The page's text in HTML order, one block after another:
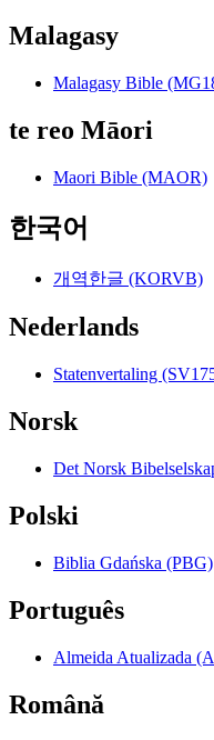
Malagasy
Malagasy Bible
te reo Māori
Maori Bible (MAOR)
한국어
개역한글 (KORVB)
Nederlands
Statenvertaling
Norsk
Det Norsk
Polski
Biblia Gdańska (PBG)
Português
Almeida Atualizada
Română